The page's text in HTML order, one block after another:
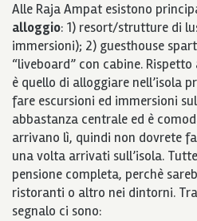
Alle Raja Ampat esistono
alloggio: 1) resort/strutture di
immersioni); 2) guesthouse
“liveboard” con cabine.
è quello di alloggiare nell’isola
fare escursioni ed immersioni
abbastanza centrale ed è
arrivano lì, quindi non dovrete
una volta arrivati sull’isola.
pensione completa, perchè
ristoranti o altro nei dintorni.
segnalo ci sono: